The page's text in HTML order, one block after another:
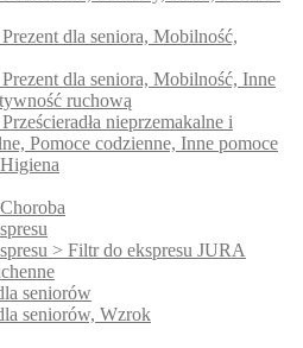
dla seniora, Mobilność,
dla seniora, Mobilność, Inne
ruchową
nieprzemakalne i
Pomoce codzienne, Inne pomoce
> Filtr do ekspresu JURA
seniorów
seniorów, Wzrok